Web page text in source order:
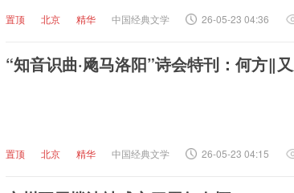
置顶 北京 精华 中国经典文学 26-05-23 04:36
“知音识曲·飏马洛阳”诗会特刊：何方‖
置顶 北京 精华 中国经典文学 26-05-23 04:15